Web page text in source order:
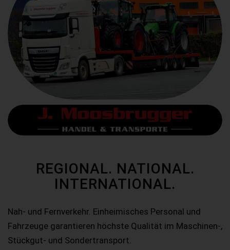
REGIONAL. NATIONAL.
INTERNATIONAL.
Nah- und Fernverkehr. Einheimisches Personal und
Fahrzeuge garantieren höchste Qualität im Maschinen-,
Stückgut- und Sondertransport.